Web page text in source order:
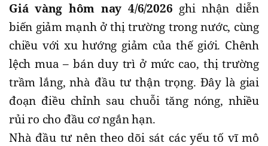
Giá vàng hôm nay 4/6/2026 ghi nhận diễn
biến giảm mạnh ở thị trường trong nước, cùng
chiều với xu hướng giảm của thế giới. Chênh
lệch mua – bán duy trì ở mức cao, thị trường
trầm lắng, nhà đầu tư thận trọng. Đây là giai
đoạn điều chỉnh sau chuỗi tăng nóng, nhiều
rủi ro cho đầu cơ ngắn hạn.
Nhà đầu tư nên theo dõi sát các yếu tố vĩ mô